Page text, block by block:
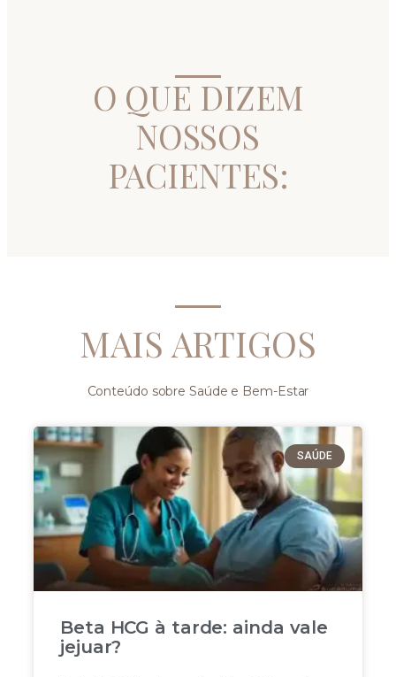
O QUE DIZEM
NOSSOS
PACIENTES:
MAIS ARTIGOS
Conteúdo sobre Saúde e Bem-Estar
SAÚDE
Beta HCG à tarde: ainda vale
jejuar?